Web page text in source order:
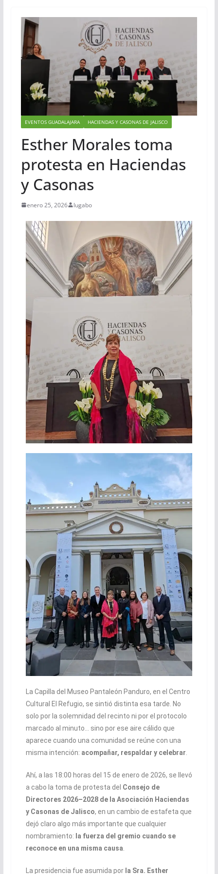
EVENTOS GUADALAJARA HACIENDAS Y CASONAS DE JALISCO
Esther Morales toma
protesta en Haciendas
y Casonas
enero 25, 2026 lugabo
La Capilla del Museo Pantaleón Panduro, en el Centro
Cultural El Refugio, se sintió distinta esa tarde. No
solo por la solemnidad del recinto ni por el protocolo
marcado al minuto… sino por ese aire cálido que
aparece cuando una comunidad se reúne con una
misma intención: acompañar, respaldar y celebrar
Ahí, a las 18:00 horas del 15 de enero de 2026, se llevó
a cabo la toma de protesta del Consejo de
Directores 2026–2028 de la Asociación Haciendas
y Casonas de Jalisco, en un cambio de estafeta que
dejó claro algo más importante que cualquier
nombramiento: la fuerza del gremio cuando se
reconoce en una misma causa
La presidencia fue asumida por la Sra. Esther